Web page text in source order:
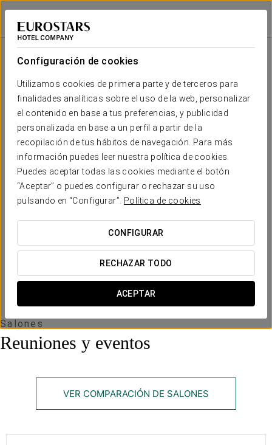
Configuración de cookies
Utilizamos cookies de primera parte y de terceros para
finalidades analíticas sobre el uso de la web, personalizar
el contenido en base a tus preferencias, y publicidad
personalizada en base a un perfil a partir de la
recopilación de tus hábitos de navegación. Para más
información puedes leer nuestra política de cookies.
Puedes aceptar todas las cookies mediante el botón
“Aceptar” o puedes configurar o rechazar su uso
pulsando en “Configurar”.
Política de cookies
CONFIGURAR
RECHAZAR TODO
ACEPTAR
Áurea Museum
LISBOA
Tu evento en
SOLICITAR PRESUPUESTO
Salones
Reuniones y eventos
VER COMPARACIÓN DE SALONES
Sala
U
Portugal
44 m
x m
altura
24 - 18 18 20 28
Lusitania
76 m 2
x m
altura
45 - 42 27 36 65
Olissipo
78 m
altura
48 - 42 27 36
Biblioteca
altura
- - - -